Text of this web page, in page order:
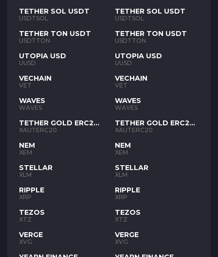
TETHER SOL USDT
USDTSOL
TETHER TON USDT
USDTTON
UTOPIA USD
UUSD
VECHAIN
VET
WAVES
WAVES
TETHER GOLD ERC20
XAUT
XAUTERC20
NEM
XEM
STELLAR
XLM
RIPPLE
XRP
TEZOS
XTZ
VERGE
XVG
TETHER SOL USDT
USDTSOL
TETHER TON USDT
USDTTON
UTOPIA USD
UUSD
VECHAIN
VET
WAVES
WAVES
TETHER GOLD ERC20
XAUT
XAUTERC20
NEM
XEM
STELLAR
XLM
RIPPLE
XRP
TEZOS
XTZ
VERGE
XVG